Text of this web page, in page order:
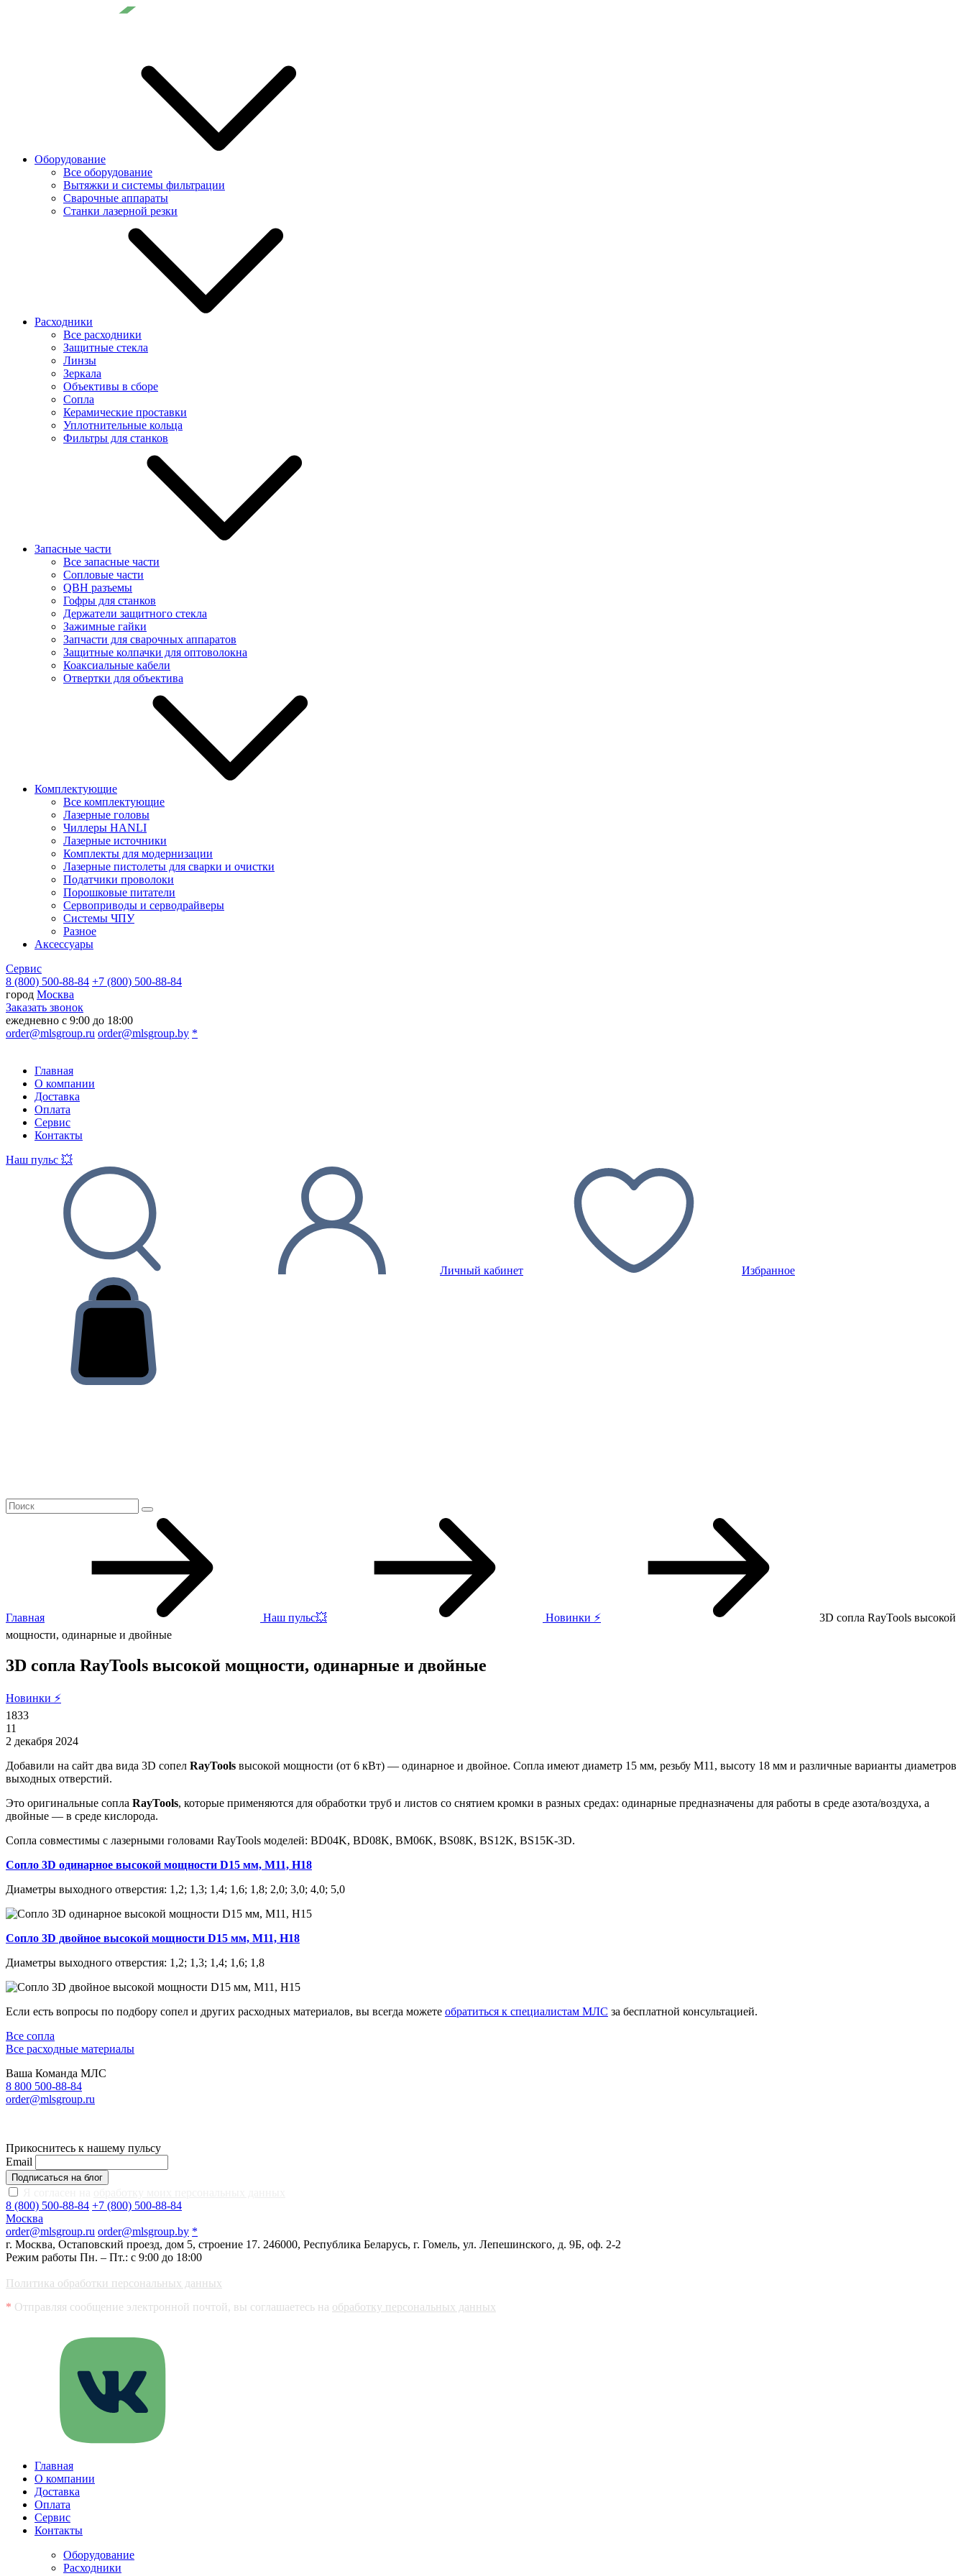
Оборудование
Все оборудование
Вытяжки и системы фильтрации
Сварочные аппараты
Станки лазерной резки
Расходники
Все расходники
Защитные стекла
Линзы
Зеркала
Объективы в сборе
Сопла
Керамические проставки
Уплотнительные кольца
Фильтры для станков
Запасные части
Все запасные части
Сопловые части
QBH разъемы
Гофры для станков
Держатели защитного стекла
Зажимные гайки
Запчасти для сварочных аппаратов
Защитные колпачки для оптоволокна
Коаксиальные кабели
Отвертки для объектива
Комплектующие
Все комплектующие
Лазерные головы
Чиллеры HANLI
Лазерные источники
Комплекты для модернизации
Лазерные пистолеты для сварки и очистки
Податчики проволоки
Порошковые питатели
Сервоприводы и серводрайверы
Системы ЧПУ
Разное
Аксессуары
Сервис
8 (800) 500-88-84 +7 (800) 500-88-84
город Москва
Заказать звонок
ежедневно с 9:00 до 18:00
order@mlsgroup.ru order@mlsgroup.by *
Главная
О компании
Доставка
Оплата
Сервис
Контакты
Наш пульс 💥
Личный кабинет Избранное
Главная Наш пульс💥 Новинки ⚡
3D сопла RayTools высокой
мощности, одинарные и двойные
3D сопла RayTools высокой мощности, одинарные и двойные
Новинки ⚡
1833
11
2 декабря 2024
Добавили на сайт два вида 3D сопел RayTools высокой мощности (от 6 кВт) — одинарное и двойное. Сопла имеют диаметр 15 мм, резьбу M11, высоту 18 мм и различные варианты диаметров
выходных отверстий.
Это оригинальные сопла RayTools, которые применяются для обработки труб и листов со снятием кромки в разных средах: одинарные предназначены для работы в среде азота/воздуха, а
двойные — в среде кислорода.
Сопла совместимы с лазерными головами RayTools моделей: BD04K, BD08K, BM06K, BS08K, BS12K, BS15K-3D.
Сопло 3D одинарное высокой мощности D15 мм, M11, H18
Диаметры выходного отверстия: 1,2; 1,3; 1,4; 1,6; 1,8; 2,0; 3,0; 4,0; 5,0
Сопло 3D двойное высокой мощности D15 мм, M11, H18
Диаметры выходного отверстия: 1,2; 1,3; 1,4; 1,6; 1,8
Если есть вопросы по подбору сопел и других расходных материалов, вы всегда можете обратиться к специалистам МЛС за бесплатной консультацией.
Все сопла
Все расходные материалы
Ваша Команда МЛС
8 800 500-88-84
order@mlsgroup.ru
Прикоснитесь к нашему пульсу
Email
Подписаться на блог
8 (800) 500-88-84 +7 (800) 500-88-84
Москва
order@mlsgroup.ru order@mlsgroup.by *
г. Москва, Остаповский проезд, дом 5, строение 17. 246000, Республика Беларусь, г. Гомель, ул. Лепешинского, д. 9Б, оф. 2-2
Режим работы Пн. – Пт.: с 9:00 до 18:00
Политика обработки персональных данных
* Отправляя сообщение электронной почтой, вы соглашаетесь на обработку персональных данных
Главная
О компании
Доставка
Оплата
Сервис
Контакты
Оборудование
Расходники